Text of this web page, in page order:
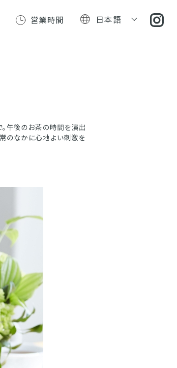
営業時間 日本語
午後のお茶の時間を演出
のなかに心地よい刺激を